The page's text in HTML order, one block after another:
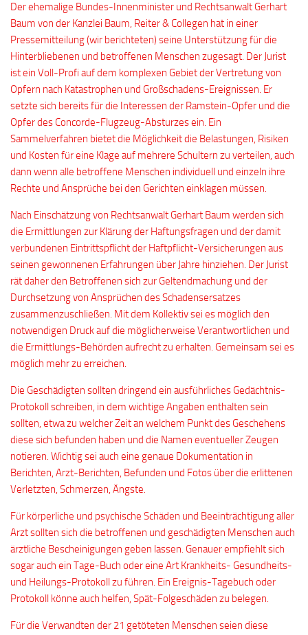
Der ehemalige Bundes-Innenminister und Rechtsanwalt Gerhart
Baum von der Kanzlei Baum, Reiter & Collegen hat in einer
Pressemitteilung (wir berichteten) seine Unterstützung für die
Hinterbliebenen und betroffenen Menschen zugesagt. Der Jurist
ist ein Voll-Profi auf dem komplexen Gebiet der Vertretung von
Opfern nach Katastrophen und Großschadens-Ereignissen. Er
setzte sich bereits für die Interessen der Ramstein-Opfer und die
Opfer des Concorde-Flugzeug-Absturzes ein. Ein
Sammelverfahren bietet die Möglichkeit die Belastungen, Risiken
und Kosten für eine Klage auf mehrere Schultern zu verteilen, auch
dann wenn alle betroffene Menschen individuell und einzeln ihre
Rechte und Ansprüche bei den Gerichten einklagen müssen.
Nach Einschätzung von Rechtsanwalt Gerhart Baum werden sich
die Ermittlungen zur Klärung der Haftungsfragen und der damit
verbundenen Eintrittspflicht der Haftpflicht-Versicherungen aus
seinen gewonnenen Erfahrungen über Jahre hinziehen. Der Jurist
rät daher den Betroffenen sich zur Geltendmachung und der
Durchsetzung von Ansprüchen des Schadensersatzes
zusammenzuschließen. Mit dem Kollektiv sei es möglich den
notwendigen Druck auf die möglicherweise Verantwortlichen und
die Ermittlungs-Behörden aufrecht zu erhalten. Gemeinsam sei es
möglich mehr zu erreichen.
Die Geschädigten sollten dringend ein ausführliches Gedächtnis-
Protokoll schreiben, in dem wichtige Angaben enthalten sein
sollten, etwa zu welcher Zeit an welchem Punkt des Geschehens
diese sich befunden haben und die Namen eventueller Zeugen
notieren. Wichtig sei auch eine genaue Dokumentation in
Berichten, Arzt-Berichten, Befunden und Fotos über die erlittenen
Verletzten, Schmerzen, Ängste.
Für körperliche und psychische Schäden und Beeinträchtigung aller
Arzt sollten sich die betroffenen und geschädigten Menschen auch
ärztliche Bescheinigungen geben lassen. Genauer empfiehlt sich
sogar auch ein Tage-Buch oder eine Art Krankheits- Gesundheits-
und Heilungs-Protokoll zu führen. Ein Ereignis-Tagebuch oder
Protokoll könne auch helfen, Spät-Folgeschäden zu belegen.
Für die Verwandten der 21 getöteten Menschen seien diese